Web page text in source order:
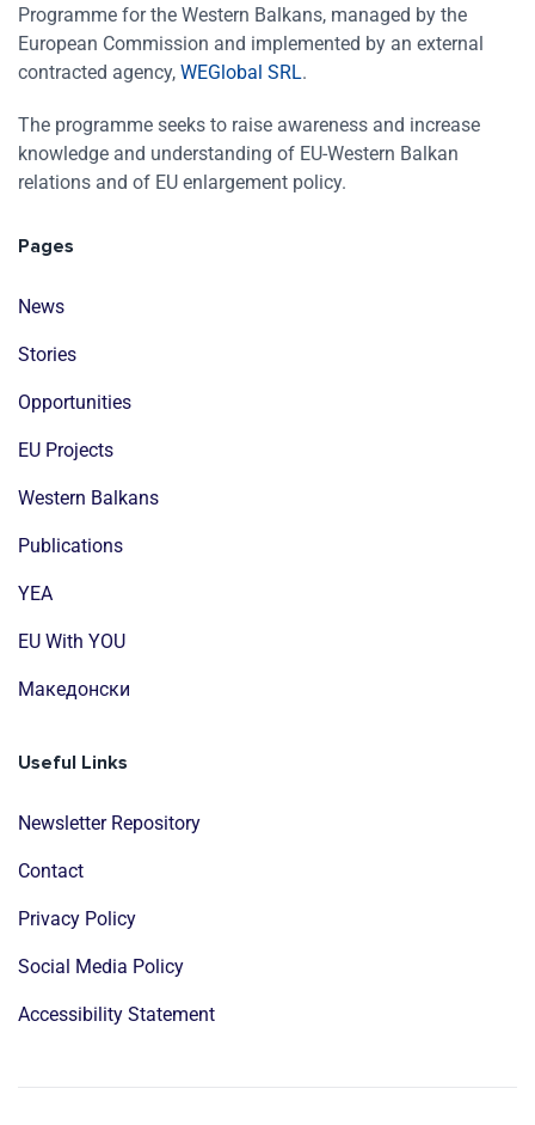
Programme for the Western Balkans, managed by the
European Commission and implemented by an external
contracted agency, WEGlobal SRL.
The programme seeks to raise awareness and increase
knowledge and understanding of EU-Western Balkan
relations and of EU enlargement policy.
Pages
News
Stories
Opportunities
EU Projects
Western Balkans
Publications
YEA
EU With YOU
Mакедонски
Useful Links
Newsletter Repository
Contact
Privacy Policy
Social Media Policy
Accessibility Statement